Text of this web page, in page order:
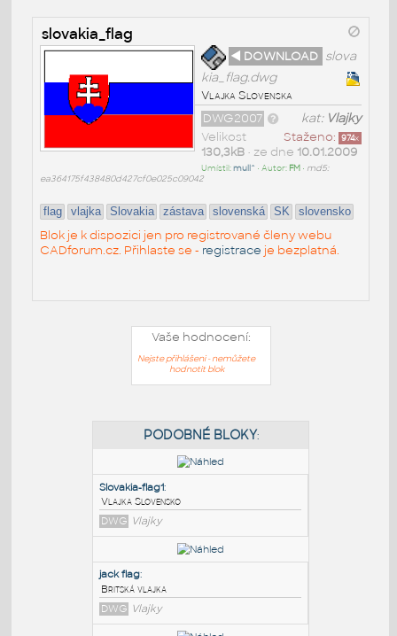
slovakia_flag
◄ DOWNLOAD slova
kia_flag.dwg
Vlajka Slovenska
kat: Vlajky
DWG2007
Staženo: 974x
Velikost
130,3kB• ze dne 10.01.2009
Umístil:mull^ • Autor: FM• md5:
ea364175f438480d427cf0e025c09042
flag vlajka Slovakia zástava slovenská SK slovensko
Blok je k dispozici jen pro registrované členy webu
CADforum.cz. Přihlaste se - registrace je bezplatná.
Vaše hodnocení:
Nejste přihlášeni - nemůžete
hodnotit blok
PODOBNÉ BLOKY
Slovakia-flag1: